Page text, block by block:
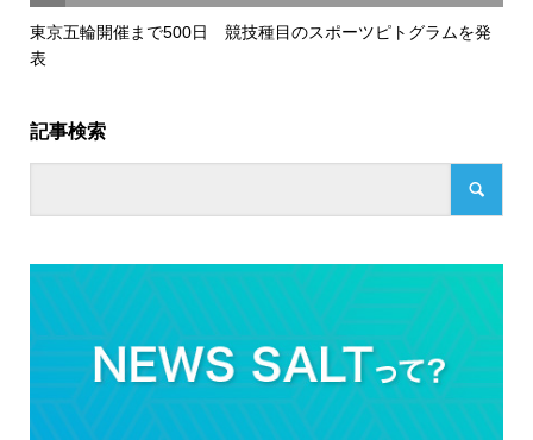
東京五輪開催まで500日 競技種目のスポーツピトグラムを発
表
記事検索